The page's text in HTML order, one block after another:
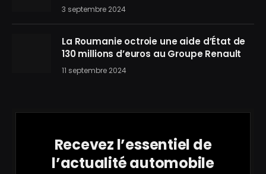
3 septembre 2024
La Roumanie octroie une aide d’État de
130 millions d’euros au Groupe Renault
11 septembre 2024
Recevez l’essentiel de
l’actualité automobile